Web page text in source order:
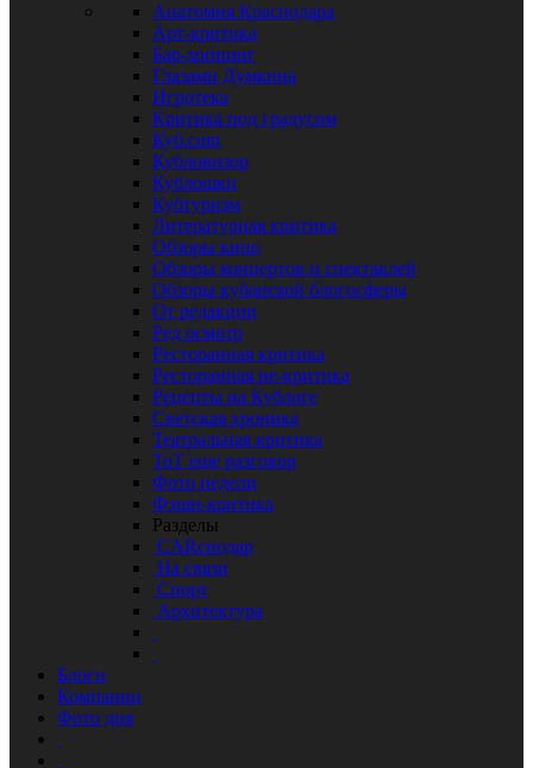
Анатомия Краснодара
Арт-критика
Бар-хоппинг
Глазами Думкина
Игротека
Критика под градусом
Куб.com
Кубловизор
Кублошки
Кубтуризм
Литературная критика
Обзоры кино
Обзоры концертов и спектаклей
Обзоры кубанской блогосферы
От редакции
Ред осмотр
Ресторанная критика
Ресторанная не-критика
Рецепты на Кублоге
Светская хроника
Театральная критика
ТоТ еще разговор
Фото недели
Фэшн-критика
Разделы
CARснодар
На связи
Спорт
Архитектура
Блоги
Компании
Фото дня